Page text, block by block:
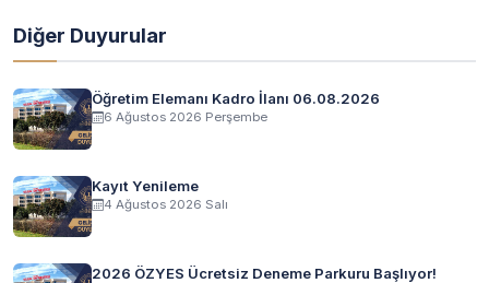
Diğer Duyurular
Öğretim Elemanı Kadro İlanı 06.08.2026
6 Ağustos 2026 Perşembe
Kayıt Yenileme
4 Ağustos 2026 Salı
2026 ÖZYES Ücretsiz Deneme Parkuru Başlıyor!